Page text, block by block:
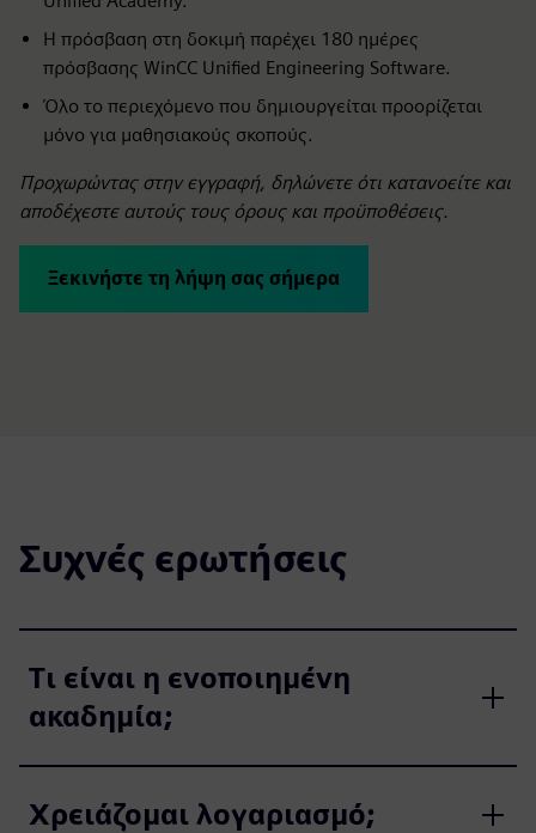
Η πρόσβαση στη δοκιμή παρέχει 180 ημέρες
πρόσβασης WinCC Unified Engineering Software.
Όλο το περιεχόμενο που δημιουργείται προορίζεται
μόνο για μαθησιακούς σκοπούς.
Προχωρώντας στην εγγραφή, δηλώνετε ότι κατανοείτε και
αποδέχεστε αυτούς τους όρους και προϋποθέσεις.
Ξεκινήστε τη λήψη σας σήμερα
Συχνές ερωτήσεις
Τι είναι η ενοποιημένη
ακαδημία;
Χρειάζομαι λογαριασμό;